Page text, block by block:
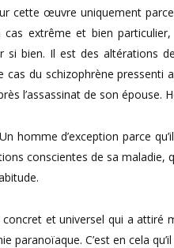
cette œuvre uniquement
cas extrême et bien
si bien. Il est des altérations
cas du schizophrène
l’assassinat de son
homme d’exception parce
conscientes de sa
concret et universel qui a
paranoïaque. C’est en cela